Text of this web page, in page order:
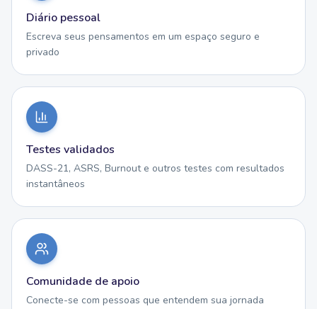
Diário pessoal
Escreva seus pensamentos em um espaço seguro e
privado
Testes validados
DASS-21, ASRS, Burnout e outros testes com resultados
instantâneos
Comunidade de apoio
Conecte-se com pessoas que entendem sua jornada